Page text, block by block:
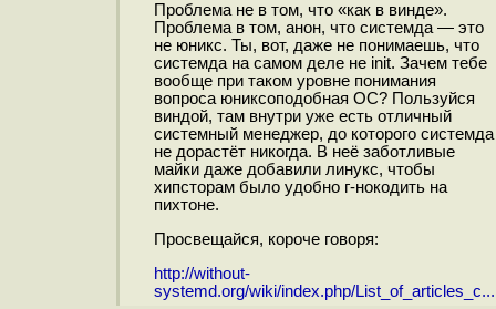
Проблема не в том, что «как в винде».
Проблема в том, анон, что системда — это
не юникс. Ты, вот, даже не понимаешь, что
системда на самом деле не init. Зачем тебе
вообще при таком уровне понимания
вопроса юниксоподобная ОС? Пользуйся
виндой, там внутри уже есть отличный
системный менеджер, до которого системда
не дорастёт никогда. В неё заботливые
майки даже добавили линукс, чтобы
хипсторам было удобно г-нокодить на
пихтоне.
Просвещайся, короче говоря:
http://without-
systemd.org/wiki/index.php/List_of_articles_c...